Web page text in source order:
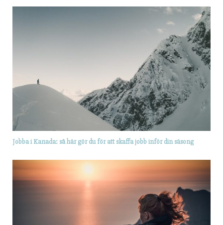
Jobba i Kanada: så här gör du för att skaffa jobb inför din säsong